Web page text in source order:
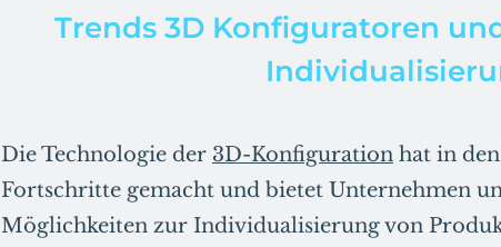
Trends 3D Konfiguratoren
Die Technologie der 3D-Konfigurationhat in den
Fortschritte gemacht und bietet Unternehmen
Möglichkeiten zur Individualisierung von